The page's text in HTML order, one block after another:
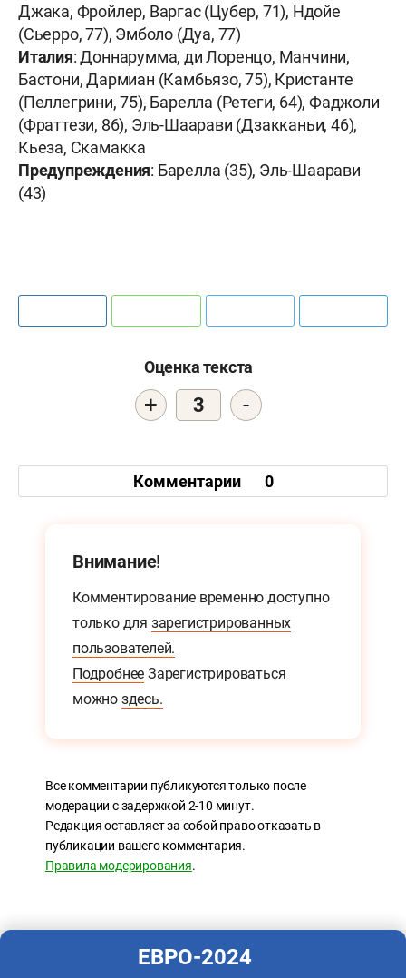
Джака, Фройлер, Варгас (Цубер, 71), Ндойе
(Сьерро, 77), Эмболо (Дуа, 77)
Италия: Доннарумма, ди Лоренцо, Манчини,
Бастони, Дармиан (Камбьязо, 75), Кристанте
(Пеллегрини, 75), Барелла (Ретеги, 64), Фаджоли
(Фраттези, 86), Эль-Шаарави (Дзакканьи, 46),
Кьеза, Скамакка
Предупреждения: Барелла (35), Эль-Шаарави
(43)
Оценка текста
+ 3 -
Комментарии 0
Внимание!
Комментирование временно доступно
только для зарегистрированных
пользователей.
Подробнее Зарегистрироваться
можно здесь.
Все комментарии публикуются только после
модерации с задержкой 2-10 минут.
Редакция оставляет за собой право отказать в
публикации вашего комментария.
Правила модерирования.
ЕВРО-2024